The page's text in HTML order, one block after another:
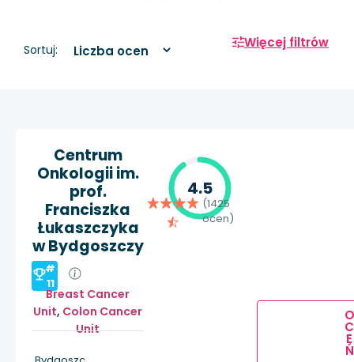
Sortuj: Więcej filtrów
Centrum
Onkologii im.
prof.
Franciszka
Łukaszczyka
w Bydgoszczy
#
11
Breast Cancer
Unit, Colon Cancer
Unit
4.5
(1425
ocen)
O
C
E
Ń